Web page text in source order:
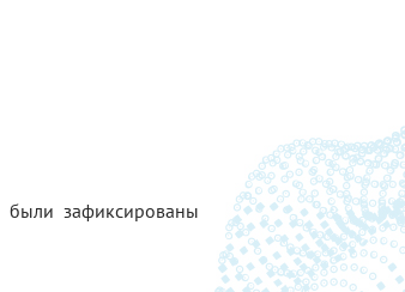
были зафиксированы